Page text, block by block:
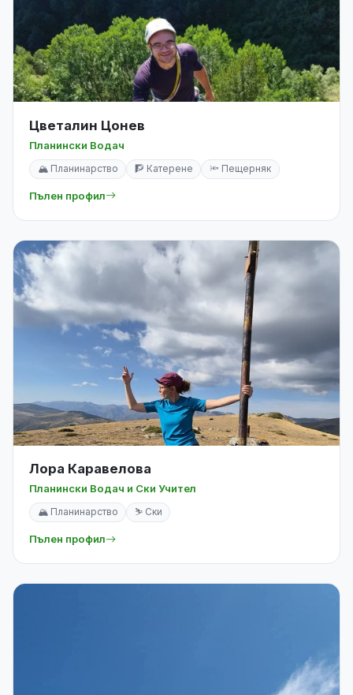
Цветалин Цонев
Планински Водач
🏔️ Планинарство 🧗 Катерене 🔦 Пещерняк
Пълен профил
Лора Каравелова
Планински Водач и Ски Учител
🏔️ Планинарство ⛷️ Ски
Пълен профил